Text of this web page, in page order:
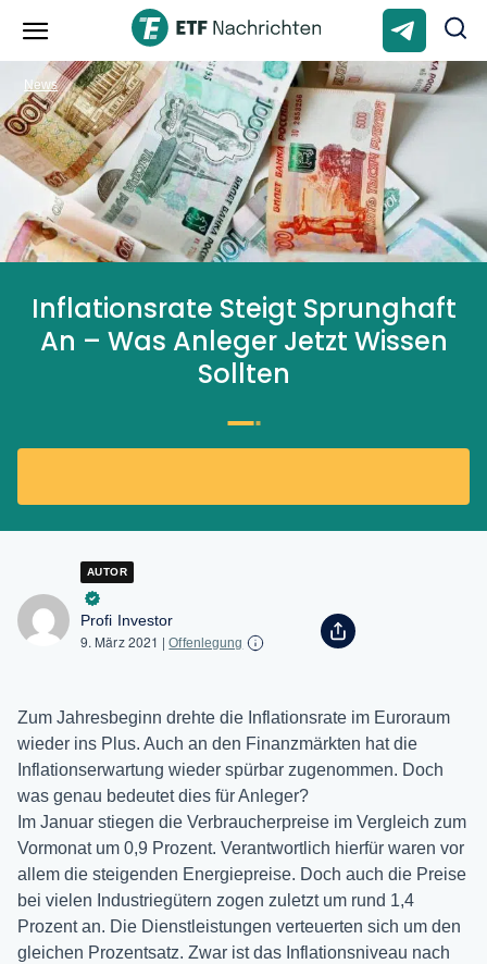
Inflationsrate Steigt Sprunghaft
An – Was Anleger Jetzt Wissen
Sollten
News
AUTOR
Profi Investor
9. März 2021 |Offenlegung
Zum Jahresbeginn drehte die Inflationsrate im Euroraum
wieder ins Plus. Auch an den Finanzmärkten hat die
Inflationserwartung wieder spürbar zugenommen. Doch
was genau bedeutet dies für Anleger?
Im Januar stiegen die Verbraucherpreise im Vergleich zum
Vormonat um 0,9 Prozent. Verantwortlich hierfür waren vor
allem die steigenden Energiepreise. Doch auch die Preise
bei vielen Industriegütern zogen zuletzt um rund 1,4
Prozent an. Die Dienstleistungen verteuerten sich um den
gleichen Prozentsatz. Zwar ist das Inflationsniveau nach